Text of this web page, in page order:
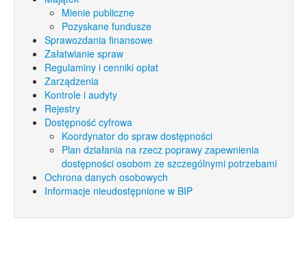
Mienie publiczne
Pozyskane fundusze
Sprawozdania finansowe
Załatwianie spraw
Regulaminy i cenniki opłat
Zarządzenia
Kontrole i audyty
Rejestry
Dostępność cyfrowa
Koordynator do spraw dostępności
Plan działania na rzecz poprawy zapewnienia
dostępności osobom ze szczególnymi potrzebami
Ochrona danych osobowych
Informacje nieudostępnione w BIP